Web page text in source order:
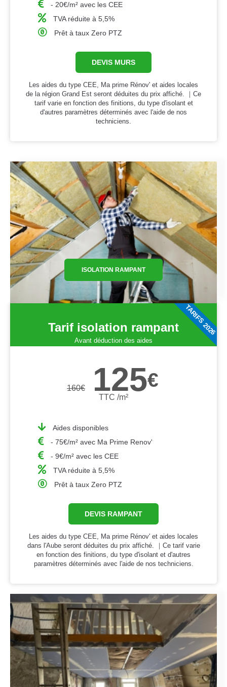
- 20€/m² avec les CEE
TVA réduite à 5,5%
Prêt à taux Zero PTZ
DEVIS MURS
Les aides du type CEE, Ma prime Rénov' et aides locales
de la région Grand Est seront déduites du prix affiché. ｜Ce
tarif varie en fonction des finitions, du type d'isolant et
d'autres paramètres déterminés avec l'aide de nos
techniciens.
ISOLATION RAMPANT
Tarif isolation rampant
Avant déduction des aides
160€ 125€
TTC /m²
Aides disponibles
- 75€/m² avec Ma Prime Renov'
- 9€/m² avec les CEE
TVA réduite à 5,5%
Prêt à taux Zero PTZ
DEVIS RAMPANT
Les aides du type CEE, Ma prime Rénov' et aides locales
dans l'Aube seront déduites du prix affiché. ｜Ce tarif varie
en fonction des finitions, du type d'isolant et d'autres
paramètres déterminés avec l'aide de nos techniciens.
TARIFS 2026